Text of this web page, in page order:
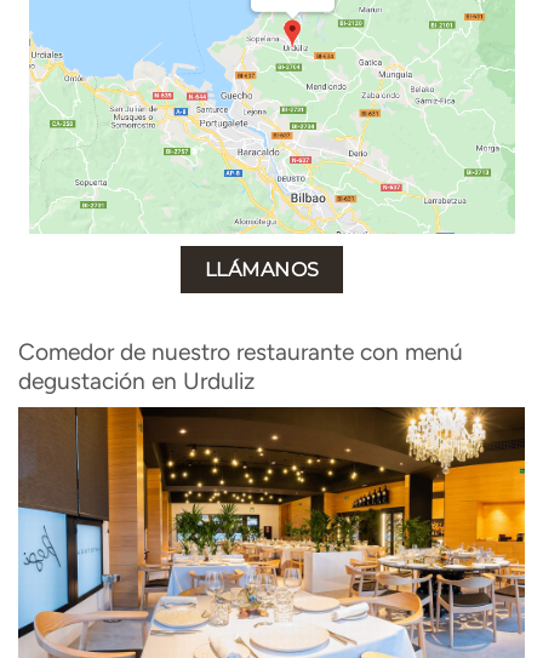
LLÁMANOS
Comedor de nuestro restaurante con menú
degustación en Urduliz